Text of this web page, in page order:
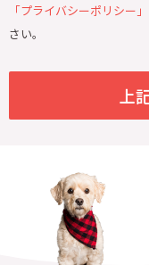
「プライバシーポリシー」
さい。